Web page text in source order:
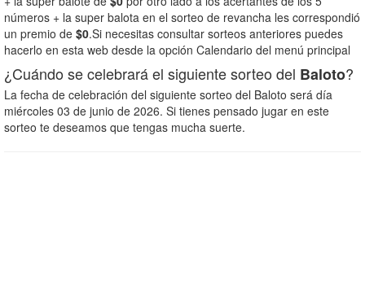
números + la super balota en el sorteo de revancha les correspondió
un premio de $0.Si necesitas consultar sorteos anteriores puedes
hacerlo en esta web desde la opción Calendario del menú principal
¿Cuándo se celebrará el siguiente sorteo del Baloto?
La fecha de celebración del siguiente sorteo del Baloto será día
miércoles 03 de junio de 2026. Si tienes pensado jugar en este
sorteo te deseamos que tengas mucha suerte.